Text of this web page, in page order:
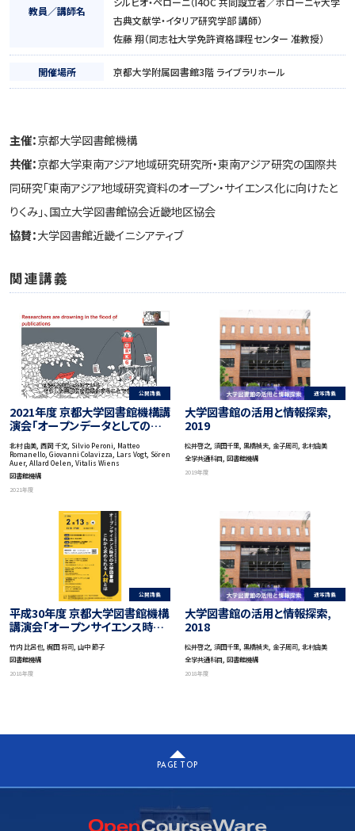
教員／講師名
古典文献学・イタリア研究学部 講師）
佐藤 翔（同志社大学免許資格課程センター 准教授）
開催場所 京都大学附属図書館3階 ライブラリホール
主催：京都大学図書館機構
共催：京都大学東南アジア地域研究研究所・東南アジア研究の国際共
同研究「東南アジア地域研究資料のオープン・サイエンス化に向けたと
りくみ」、国立大学図書館協会近畿地区協会
協賛：大学図書館近畿イニシアティブ
関連講義
公開講義
2021年度 京都大学図書館機構講
演会「オープンデータとしての学
術論文」
北村 由美, 西岡 千文, Silvio Peroni, Matteo
Romanello, Giovanni Colavizza, Lars Vogt, Sören
Auer, Allard Oelen, Vitalis Wiens
図書館機構
2021年度
通常講義
大学図書館の活用と情報探索,
2019
松井啓之, 須田千里, 黒橋禎夫, 金子周司, 北村由美
全学共通科目, 図書館機構
2019年度
公開講義
平成30年度 京都大学図書館機構
講演会「オープンサイエンス時代
の大学図書館ーこれから求めら
れる人材とはー」
竹内 比呂也, 梶田 将司, 山中 節子
図書館機構
2018年度
通常講義
大学図書館の活用と情報探索,
2018
松井啓之, 須田千里, 黒橋禎夫, 金子周司, 北村由美
全学共通科目, 図書館機構
2018年度
PAGE TOP